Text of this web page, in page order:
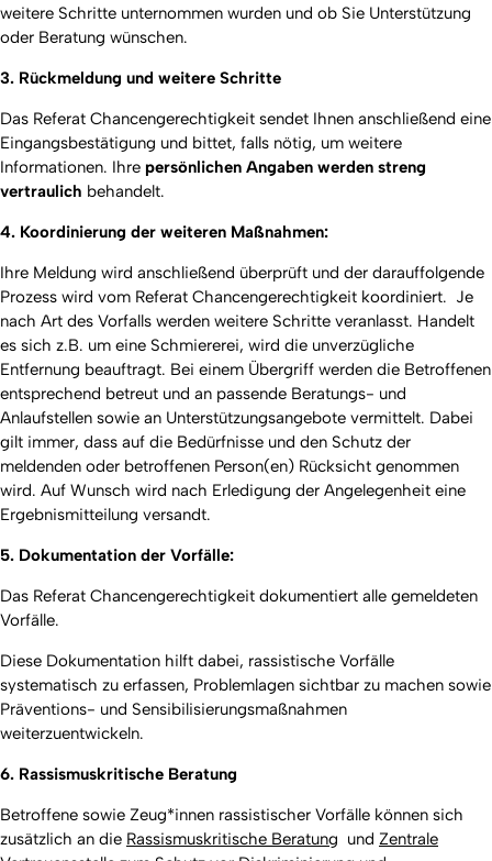
weitere Schritte unternommen wurden und ob Sie Unterstützung
oder Beratung wünschen.
3. Rückmeldung und weitere Schritte
Das Referat Chancengerechtigkeit sendet Ihnen anschließend eine
Eingangsbestätigung und bittet, falls nötig, um weitere
Informationen. Ihre persönlichen Angaben werden streng
vertraulich behandelt.
4. Koordinierung der weiteren Maßnahmen:
Ihre Meldung wird anschließend überprüft und der darauffolgende
Prozess wird vom Referat Chancengerechtigkeit koordiniert. Je
nach Art des Vorfalls werden weitere Schritte veranlasst. Handelt
es sich z.B. um eine Schmiererei, wird die unverzügliche
Entfernung beauftragt. Bei einem Übergriff werden die Betroffenen
entsprechend betreut und an passende Beratungs- und
Anlaufstellen sowie an Unterstützungsangebote vermittelt. Dabei
gilt immer, dass auf die Bedürfnisse und den Schutz der
meldenden oder betroffenen Person(en) Rücksicht genommen
wird. Auf Wunsch wird nach Erledigung der Angelegenheit eine
Ergebnismitteilung versandt.
5. Dokumentation der Vorfälle:
Das Referat Chancengerechtigkeit dokumentiert alle gemeldeten
Vorfälle.
Diese Dokumentation hilft dabei, rassistische Vorfälle
systematisch zu erfassen, Problemlagen sichtbar zu machen sowie
Präventions- und Sensibilisierungsmaßnahmen
weiterzuentwickeln.
6. Rassismuskritische Beratung
Betroffene sowie Zeug*innen rassistischer Vorfälle können sich
zusätzlich an die Rassismuskritische Beratung und Zentrale